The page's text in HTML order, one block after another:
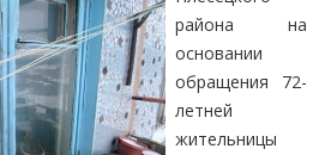
района на
основании
обращения 72-
летней
жительницы